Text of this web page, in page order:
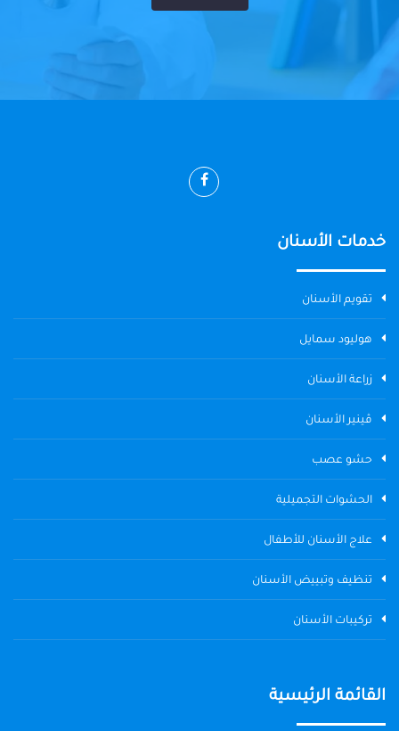
خدمات الأسنان
تقويم الأسنان
هوليود سمايل
زراعة الأسنان
ڤينير الأسنان
حشو عصب
الحشوات التجميلية
علاج الأسنان للأطفال
تنظيف وتبييض الأسنان
تركيبات الأسنان
القائمة الرئيسية